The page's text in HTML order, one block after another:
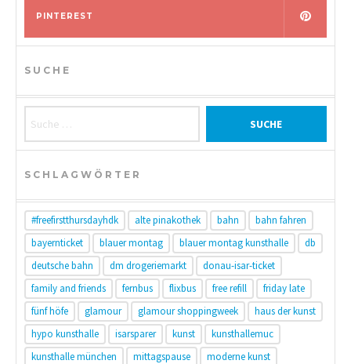
PINTEREST
SUCHE
SCHLAGWÖRTER
#freefirstthursdayhdk alte pinakothek bahn
bahn fahren
bayernticket
blauer montag blauer montag kunsthalle
db
deutsche bahn
dm drogeriemarkt
donau-isar-ticket
family and friends
fernbus flixbus free refill
friday late
fünf höfe
glamour glamour shoppingweek
haus der kunst
hypo kunsthalle
isarsparer kunst
kunsthallemuc
kunsthalle münchen
mittagspause
moderne kunst